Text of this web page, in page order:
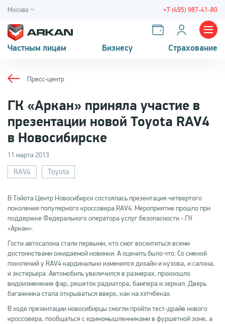
Москва +7 (495) 987-41-80
Частным лицам Бизнесу Страхование
Пресс-центр
ГК «Аркан» приняла участие в
презентации новой Toyota RAV4
в Новосибирске
11 марта 2013
RAV4 Toyota
В Тойота Центр Новосибирск состоялась презентация четвертого
поколения популярного кроссовера RAV4. Мероприятие прошло при
поддержке Федерального оператора услуг безопасности - ГК
«Аркан».
Гости автосалона стали первыми, кто смог восхититься всеми
достоинствами ожидаемой новинки. А оценить было что. Со сменой
поколений у RAV4 кардинально изменился дизайн и кузова, и салона,
и экстерьера. Автомобиль увеличился в размерах, произошло
видоизменение фар, решеток радиатора, бампера и зеркал. Дверь
багажника стала открываться вверх, как на хэтчбеках.
В ходе презентации новосибирцы смогли пройти тест-драйв нового
кроссовера, пообщаться с единомышленниками в фуршетной зоне, а